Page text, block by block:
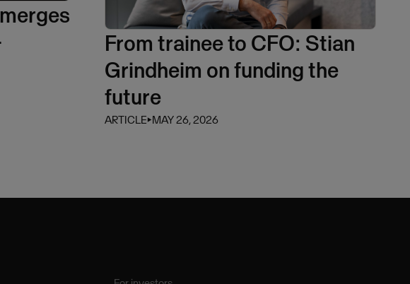
From trainee to CFO: Stian
Grindheim on funding the
future
ARTICLE⏵MAY 26, 2026